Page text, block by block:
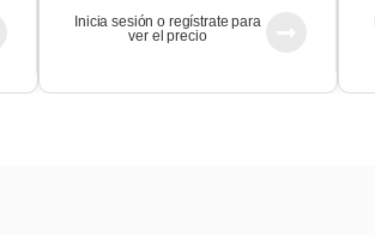
Inicia sesión o regístrate para
ver el precio